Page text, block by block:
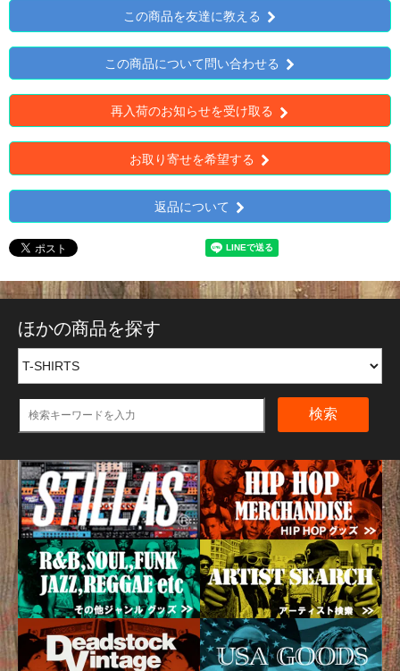
この商品を友達に教える
この商品について問い合わせる
再入荷のお知らせを受け取る
お取り寄せを希望する
返品について
ほかの商品を探す
検索